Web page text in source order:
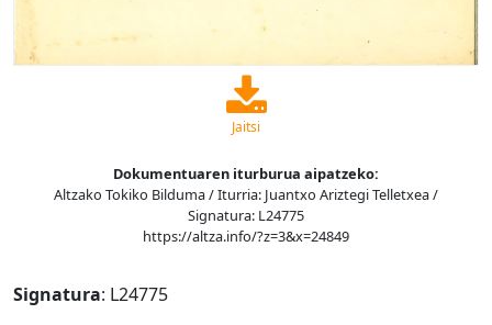
Jaitsi
Dokumentuaren iturburua aipatzeko:
Altzako Tokiko Bilduma / Iturria: Juantxo Ariztegi Telletxea /
Signatura: L24775
https://altza.info/?z=3&x=24849
Signatura: L24775